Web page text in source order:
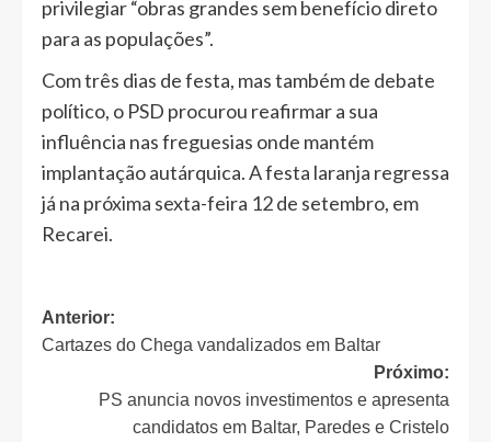
privilegiar “obras grandes sem benefício direto
para as populações”.
Com três dias de festa, mas também de debate
político, o PSD procurou reafirmar a sua
influência nas freguesias onde mantém
implantação autárquica. A festa laranja regressa
já na próxima sexta-feira 12 de setembro, em
Recarei.
Navegação
de
artigos
Anterior:
Cartazes do Chega vandalizados em Baltar
Próximo:
PS anuncia novos investimentos e apresenta
candidatos em Baltar, Paredes e Cristelo